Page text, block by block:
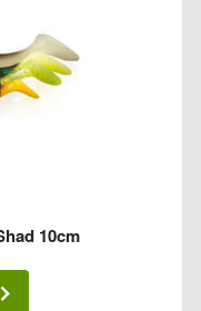
10cm